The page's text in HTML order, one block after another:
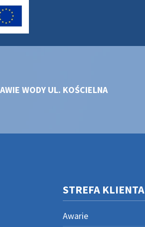
WODY UL. KOŚCIELNA
STREFA KLIENTA
Awarie